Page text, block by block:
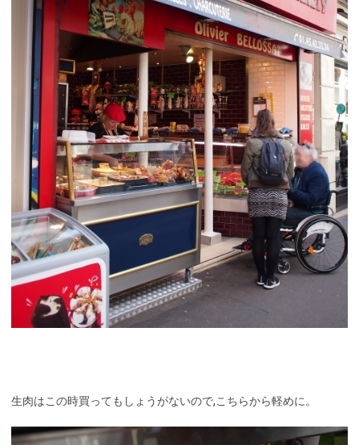
生肉はこの時買ってもしょうがないので,こちらから軽めに。